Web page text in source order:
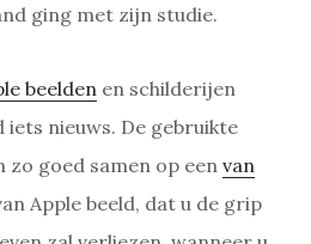
ging met zijn studie.
beelden en schilderijen
iets nieuws. De gebruikte
goed samen op een van
Apple beeld, dat u de grip